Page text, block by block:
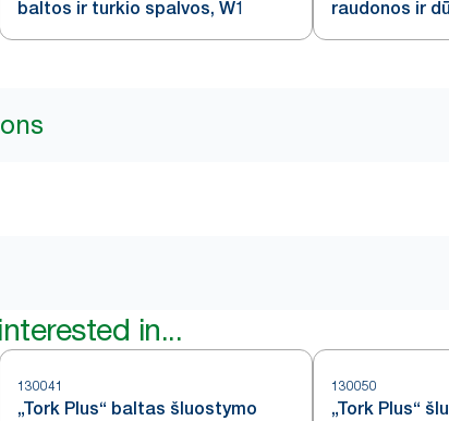
baltos ir turkio spalvos, W1
raudonos ir
in...
130041
„Tork Plus“ baltas šluostymo
130050
„Tork Plus“